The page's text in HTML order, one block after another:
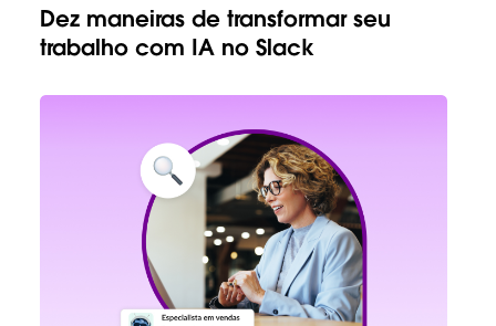
Dez maneiras de transformar seu
trabalho com IA no Slack